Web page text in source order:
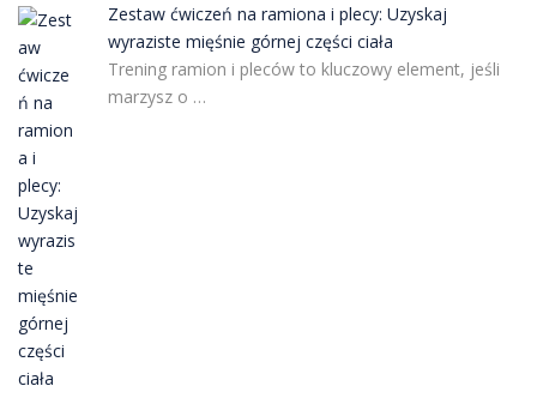
Zestaw ćwiczeń na ramiona i plecy: Uzyskaj
wyraziste mięśnie górnej części ciała
Trening ramion i pleców to kluczowy element, jeśli
marzysz o …